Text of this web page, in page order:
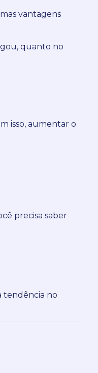
vantagens
quanto no
isso, aumentar o
precisa saber
tendência no